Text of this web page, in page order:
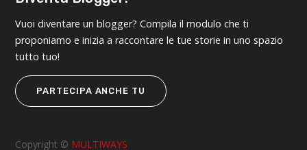
Vuoi diventare un blogger? Compila il modulo che ti
proponiamo e inizia a raccontare le tue storie in uno spazio
tutto tuo!
PARTECIPA ANCHE TU
Copyright © MULTIWAYS